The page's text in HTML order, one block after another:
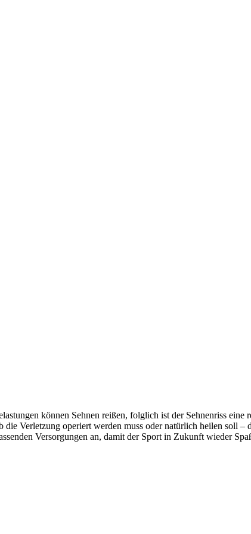
können Sehnen reißen, folglich ist der Sehnenriss
Verletzung operiert werden muss oder natürlich heilen soll –
Versorgungen an, damit der Sport in Zukunft wieder